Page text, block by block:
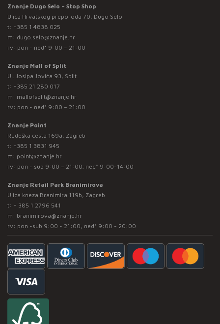
Znanje Dugo Selo – Stop Shop
Ulica Hrvatskog preporoda 70, Dugo Selo
t: +385 1 4838 025
m: dugo.selo@znanje.hr
rv: pon - ned* 9:00 – 21:00
Znanje Mall of Split
Ul. Josipa Jovića 93, Split
t: +385 21 280 017
m: mallofsplit@znanje.hr
rv: pon - ned* 9:00 – 21:00
Znanje Point
Rudeška cesta 169a, Zagreb
t: +385 1 3831 945
m: point@znanje.hr
rv: pon - sub 9:00 – 21:00; ned* 9:00-14:00
Znanje Retail Park Branimirova
Ulica kneza Branimira 119b, Zagreb
t: + 385 1 2796 541
m: branimirova@znanje.hr
rv: pon -sub 9:00 - 21:00, ned* 9:00 - 20:00